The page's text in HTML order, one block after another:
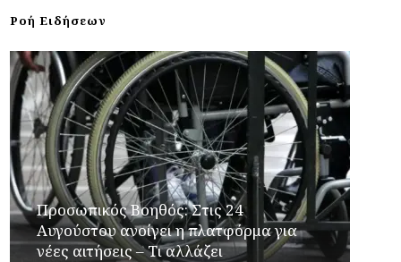
Ροή Ειδήσεων
Προσωπικός Βοηθός: Στις 24
Αυγούστου ανοίγει η πλατφόρμα για
νέες αιτήσεις – Τι αλλάζει